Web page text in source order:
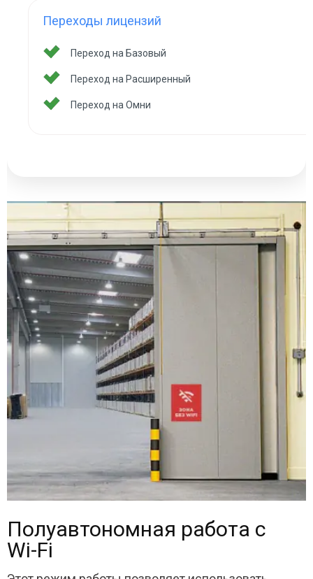
Переходы лицензий
Переход на Базовый
Переход на Расширенный
Переход на Омни
Полуавтономная работа с
Wi-Fi